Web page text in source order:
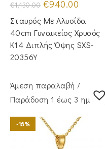
€1,130.00 Original
price
was:
€1,130.00.
€940.00
τιμή
είναι:
€940.00.
Σταυρός Με Αλυσίδα
40cm Γυναικείος Χρυσός
Κ14 Διπλής Όψης SXS-
20356Y
Άμεση παραλαβή /
Παράδoση 1 έως 3 ημέρες
-16%